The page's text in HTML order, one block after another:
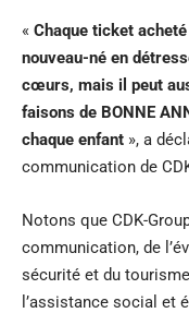
« Chaque ticket
nouveau-né en
cœurs, mais il peut
faisons de BONNE
chaque enfant », a
communication de
Notons que CDK-
communication, de
sécurité et du
l’assistance social et